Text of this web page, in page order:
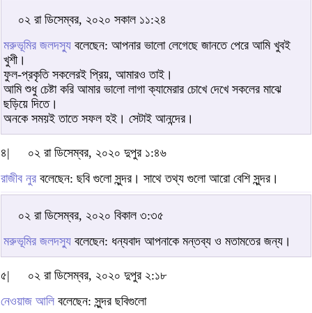
০২ রা ডিসেম্বর, ২০২০ সকাল ১১:২৪
মরুভূমির জলদস্যু বলেছেন: আপনার ভালো লেগেছে জানতে পেরে আমি খুবই
খুশী।
ফুল-প্রকৃতি সকলেরই প্রিয়, আমারও তাই।
আমি শুধু চেষ্টা করি আমার ভালো লাগা ক্যামেরার চোখে দেখে সকলের মাঝে
ছড়িয়ে দিতে।
অনকে সময়ই তাতে সফল হই। সেটাই আনন্দের।
৪|
০২ রা ডিসেম্বর, ২০২০ দুপুর ১:৪৬
রাজীব নুর বলেছেন: ছবি গুলো সুন্দর। সাথে তথ্য গুলো আরো বেশি সুন্দর।
০২ রা ডিসেম্বর, ২০২০ বিকাল ৩:৩৫
মরুভূমির জলদস্যু বলেছেন: ধন্যবাদ আপনাকে মন্তব্য ও মতামতের জন্য।
৫|
০২ রা ডিসেম্বর, ২০২০ দুপুর ২:১৮
নেওয়াজ আলি বলেছেন: সুন্দর ছবিগুলো